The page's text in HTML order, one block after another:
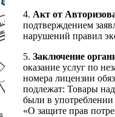
4. Акт от
подтверждением
нарушений правил
5. Заключение
оказание услуг по
номера лицензии
подлежат: Товары
были в употреблении
«О защите прав